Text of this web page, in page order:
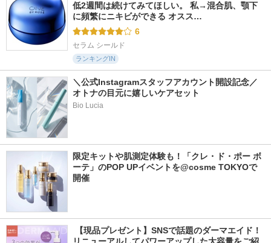
低2週間は続けてみてほしい。 私→混合肌、顎下
に頻繁にニキビができる オスス…
6
セラム シールド
ランキングIN
＼公式Instagramスタッフアカウント開設記念／
オトナの目元に嬉しいケアセット
Bio Lucia
限定キットや肌測定体験も！「クレ・ド・ポー ボ
ーテ」のPOP UPイベントを@cosme TOKYOで
開催
【現品プレゼント】SNSで話題のダーマエイド！